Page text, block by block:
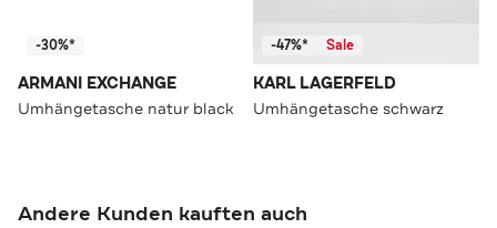
-30%*
ARMANI EXCHANGE
Umhängetasche natur black
-47%* Sale
KARL LAGERFELD
Umhängetasche schwarz
Andere Kunden kauften auch